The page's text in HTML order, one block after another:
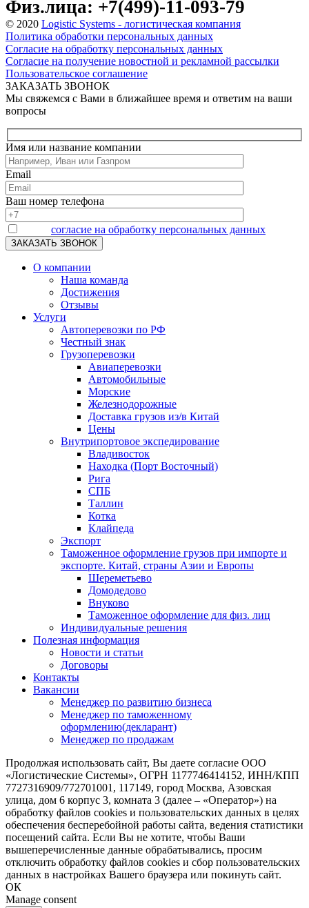
Физ.лица: +7(499)-11-093-79
© 2020 Logistic Systems - логистическая компания
Политика обработки персональных данных
Согласие на обработку персональных данных
Согласие на получение новостной и рекламной рассылки
Пользовательское соглашение
ЗАКАЗАТЬ ЗВОНОК
Мы свяжемся с Вами в ближайшее время и ответим на ваши
вопросы
Имя или название компании
Email
Ваш номер телефона
согласие на обработку персональных данных
О компании
Наша команда
Достижения
Отзывы
Услуги
Автоперевозки по РФ
Честный знак
Грузоперевозки
Авиаперевозки
Автомобильные
Морские
Железнодорожные
Доставка грузов из/в Китай
Цены
Внутрипортовое экспедирование
Владивосток
Находка (Порт Восточный)
Рига
СПБ
Таллин
Котка
Клайпеда
Экспорт
Таможенное оформление грузов при импорте и
экспорте. Китай, страны Азии и Европы
Шереметьево
Домодедово
Внуково
Таможенное оформление для физ. лиц
Индивидуальные решения
Полезная информация
Новости и статьи
Договоры
Контакты
Вакансии
Менеджер по развитию бизнеса
Менеджер по таможенному
оформлению(декларант)
Менеджер по продажам
Продолжая использовать сайт, Вы даете согласие ООО
«Логистические Системы», ОГРН 1177746414152, ИНН/КПП
7727316909/772701001, 117149, город Москва, Азовская
улица, дом 6 корпус 3, комната 3 (далее – «Оператор») на
обработку файлов cookies и пользовательских данных в целях
обеспечения бесперебойной работы сайта, ведения статистики
посещений сайта. Если Вы не хотите, чтобы Ваши
вышеперечисленные данные обрабатывались, просим
отключить обработку файлов cookies и сбор пользовательских
данных в настройках Вашего браузера или покинуть сайт.
ОК
Manage consent